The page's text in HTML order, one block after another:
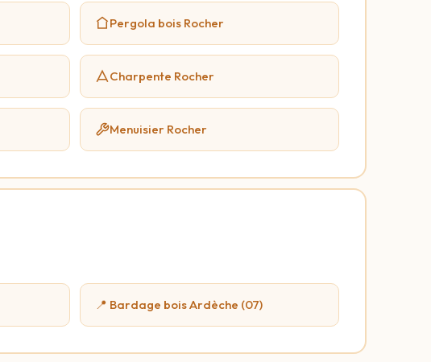
Pergola bois Rocher
Charpente Rocher
Menuisier Rocher
📍 Bardage bois Ardèche (07)